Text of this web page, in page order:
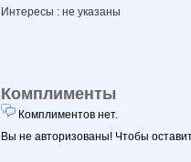
Интересы : не указаны
Комплименты
Комплиментов нет.
Вы не авторизованы! Чтобы